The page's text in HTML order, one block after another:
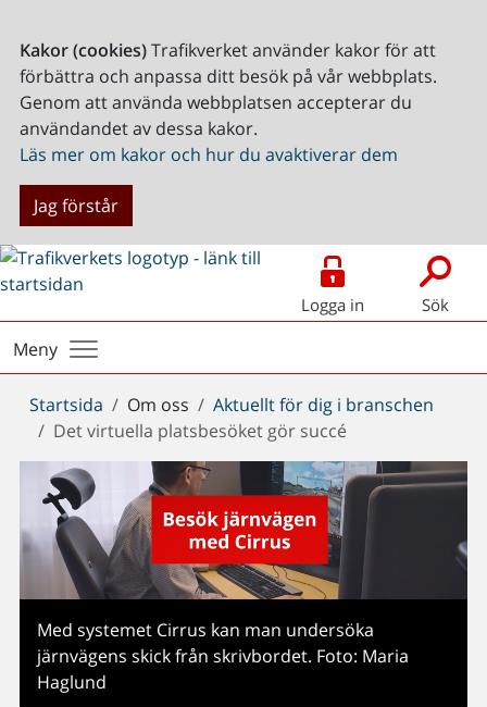
Kakor (cookies)Trafikverket använder kakor för att
förbättra och anpassa ditt besök på vår webbplats.
Genom att använda webbplatsen accepterar du
användandet av dessa kakor.
Läs mer om kakor och hur du avaktiverar dem
Jag förstår
Logga in Sök
Meny
Du
är
här:
Startsida Om oss
Aktuellt för dig i branschen
Det virtuella platsbesöket gör succé
Med systemet Cirrus kan man undersöka
järnvägens skick från skrivbordet. Foto: Maria
Haglund